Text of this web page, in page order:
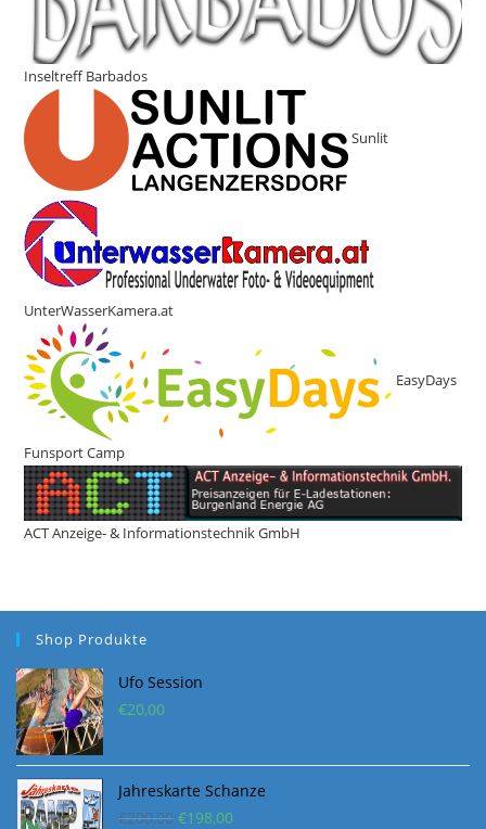
Inseltreff Barbados
Sunlit
UnterWasserKamera.at
EasyDays
Funsport Camp
ACT Anzeige- & Informationstechnik GmbH
Shop Produkte
Ufo Session
€20,00
Jahreskarte Schanze
€200,00 Ursprünglicher
€198,00Aktueller